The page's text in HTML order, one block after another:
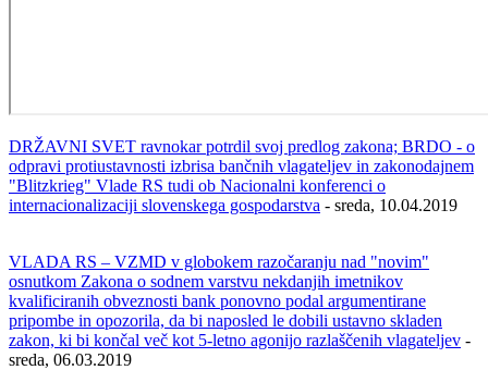
DRŽAVNI SVET ravnokar potrdil svoj predlog zakona; BRDO - o
odpravi protiustavnosti izbrisa bančnih vlagateljev in zakonodajnem
"Blitzkrieg" Vlade RS tudi ob Nacionalni konferenci o
internacionalizaciji slovenskega gospodarstva - sreda, 10.04.2019
VLADA RS – VZMD v globokem razočaranju nad "novim"
osnutkom Zakona o sodnem varstvu nekdanjih imetnikov
kvalificiranih obveznosti bank ponovno podal argumentirane
pripombe in opozorila, da bi naposled le dobili ustavno skladen
zakon, ki bi končal več kot 5-letno agonijo razlaščenih vlagateljev -
sreda, 06.03.2019